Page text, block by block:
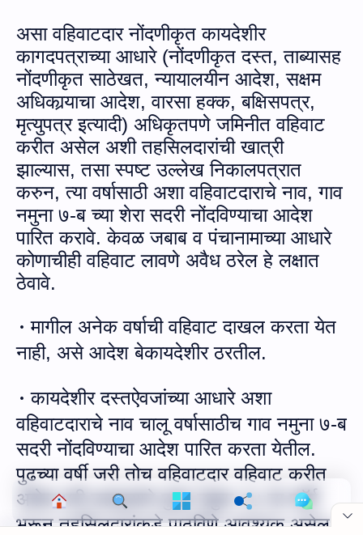
असावहिवाटदार नोंदणीकृत कायदेशीर
कागदपत्राच्या आधारे (नोंदणीकृत दस्त, ताब्यासह
नोंदणीकृत साठेखत, न्यायालयीन आदेश, सक्षम
अधिकार्‍याचा आदेश, वारसा हक्क, बक्षिसपत्र,
मृत्युपत्र इत्‍यादी) अधिकृतपणे जमिनीत वहिवाट
करीत असेल अशी तहसिलदारांची खात्री
झाल्‍यास, तसा स्‍पष्‍ट उल्‍लेख निकालपत्रात
करुन, त्या वर्षासाठी अशा वहिवाटदाराचे नाव,गाव
नमुना ७-ब च्‍या शेरा सदरी नोंदविण्याचा आदेश
पारित करावे.केवळ जबाब व पंचानामाच्या आधारे
कोणाचीही वहिवाट लावणे अवैध ठरेल हे लक्षात
ठेवावे.
· मागील अनेक वर्षाची वहिवाट दाखल करता येत
नाही, असे आदेश बेकायदेशीर ठरतील.
· कायदेशीर दस्‍तऐवजांच्‍या आधारे अशा
वहिवाटदाराचे नाव चालू वर्षासाठीचगाव नमुना ७-ब
सदरी नोंदविण्याचा आदेश पारित करता येतील.
पुढच्या वर्षी जरी तोच वहिवाटदार वहिवाट करीत
असेल तरी तलाठ्याने
पुन्हा नमुना १४ चा फॉर्म
भरूनतहसिलदारांकडेपाठविणे आवश्यक असेल.
Cookie Consent
We serve cookies on this site to analyze traffic,
remember your preferences, and optimize your
experience.
Accept More Details